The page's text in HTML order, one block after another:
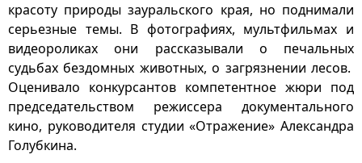
красоту природы зауральского края, но поднимали
серьезные темы. В фотографиях, мультфильмах и
видеороликах они рассказывали о печальных
судьбах бездомных животных, о загрязнении лесов.
Оценивало конкурсантов компетентное жюри под
председательством режиссера документального
кино, руководителя студии «Отражение» Александра
Голубкина.